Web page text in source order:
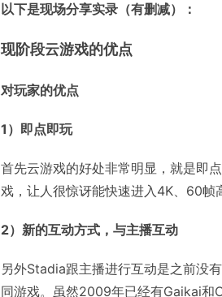
以下是现场分享实录（有删减）：
现阶段云游戏的优点
对玩家的优点
1）即点即玩
首先云游戏的好处非常明显，就是即
戏，让人很惊讶能快速进入4K、60帧
2）新的互动方式，与主播互动
另外Stadia跟主播进行互动是之前没
同游戏。虽然2009年已经有Gaikai和